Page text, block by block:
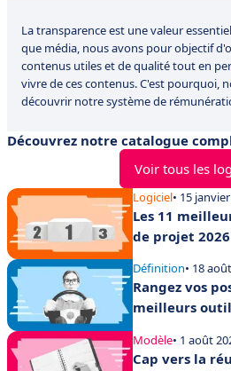
La transparence est une valeur
que média, nous avons pour objectif
contenus utiles et de qualité tout en
vivre de ces contenus. C'est pourquoi,
découvrir notre système de
Découvrez notre catalogue
Voir tous les
Logiciel• 15
Les 11
de projet 2026
Définition• 18
Rangez vos
meilleurs
Modèle• 1 août
Cap vers la